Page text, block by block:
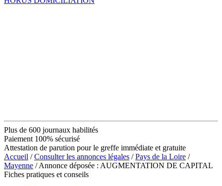
Plus de 600 journaux habilités
Paiement 100% sécurisé
Attestation de parution pour le greffe immédiate et gratuite
Accueil /Consulter les annonces légales /Pays de la Loire /
Mayenne / Annonce déposée : AUGMENTATION DE CAPITAL
Fiches pratiques et conseils